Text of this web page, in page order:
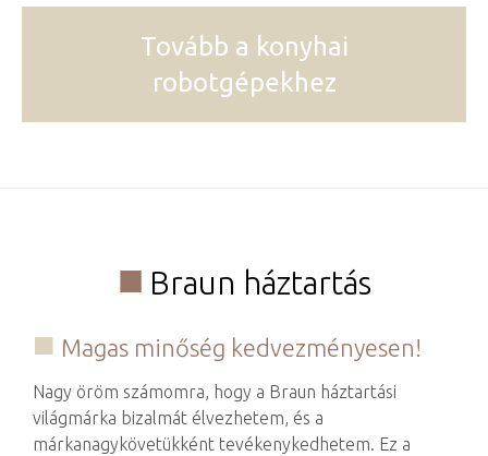
Tovább a konyhai
robotgépekhez
Braun háztartás
Magas minőség kedvezményesen!
Nagy öröm számomra, hogy a Braun háztartási
világmárka bizalmát élvezhetem, és a
márkanagykövetükként tevékenykedhetem. Ez a